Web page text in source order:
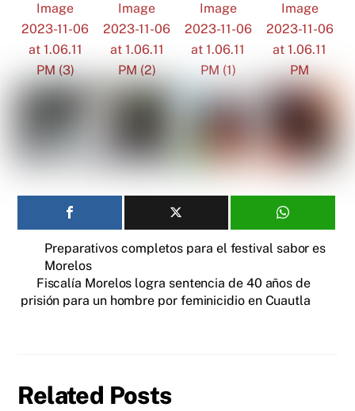
Preparativos completos para el festival sabor es
Morelos
Fiscalía Morelos logra sentencia de 40 años de
prisión para un hombre por feminicidio en Cuautla
Related Posts